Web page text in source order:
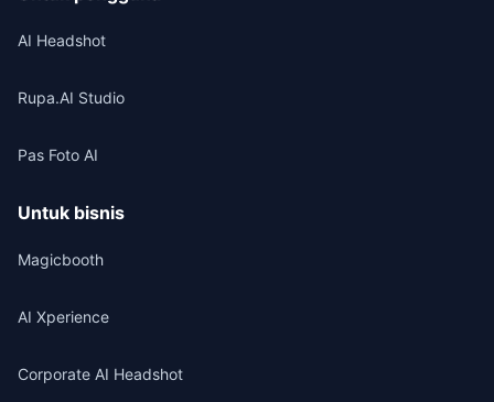
AI Headshot
Rupa.AI Studio
Pas Foto AI
Untuk bisnis
Magicbooth
AI Xperience
Corporate AI Headshot